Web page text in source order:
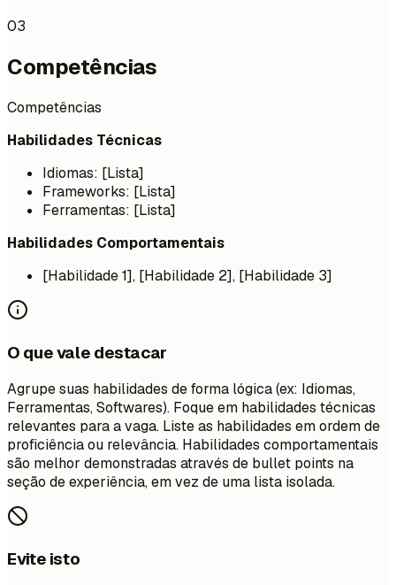
03
Competências
Competências
Habilidades Técnicas
Idiomas: [Lista]
Frameworks: [Lista]
Ferramentas: [Lista]
Habilidades Comportamentais
[Habilidade 1], [Habilidade 2], [Habilidade 3]
O que vale destacar
Agrupe suas habilidades de forma lógica (ex: Idiomas,
Ferramentas, Softwares). Foque em habilidades técnicas
relevantes para a vaga. Liste as habilidades em ordem de
proficiência ou relevância. Habilidades comportamentais
são melhor demonstradas através de bullet points na
seção de experiência, em vez de uma lista isolada.
Evite isto